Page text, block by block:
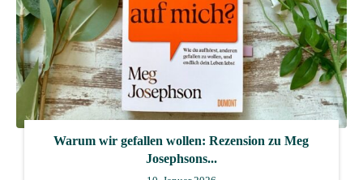
Warum wir gefallen wollen: Rezension zu Meg
Josephsons...